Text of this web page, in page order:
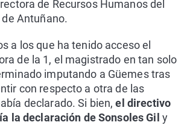
de Recursos Humanos del
de Antuñano.
a los que ha tenido acceso el
de la 1, el magistrado en tan solo
imputando a Güemes tras
con respecto a otra de las
declarado. Si bien,el directivo
la declaración de Sonsoles Gil y